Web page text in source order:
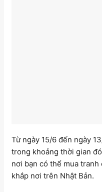
Từ ngày 15/6 đến ngày
trong khoảng thời gian
nơi bạn có thể mua
khắp nơi trên Nhật Bản.